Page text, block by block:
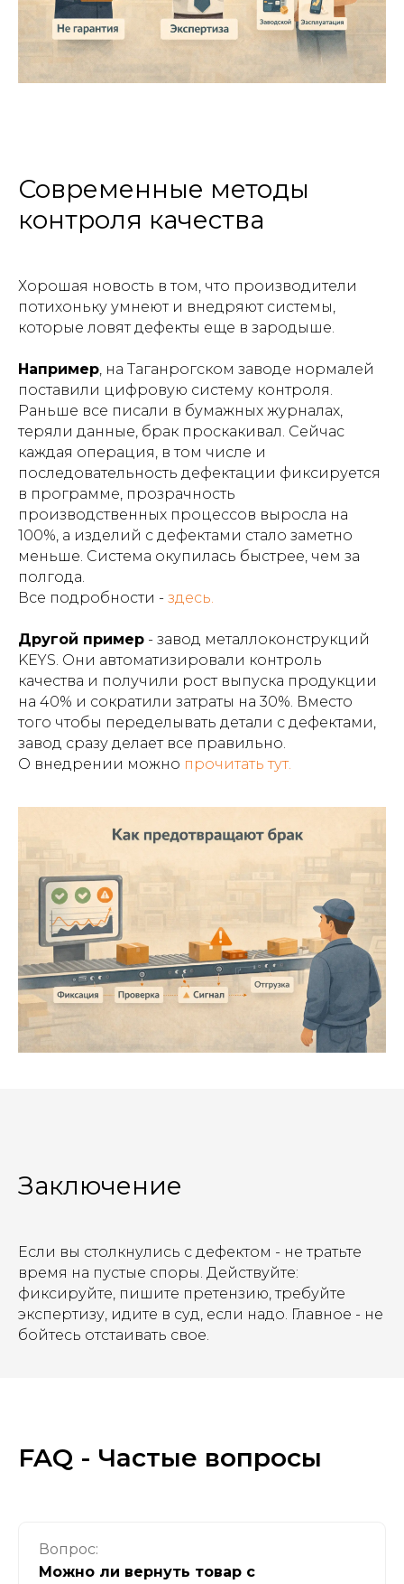
Современные методы
контроля качества
Хорошая новость в том, что производители
потихоньку умнеют и внедряют системы,
которые ловят дефекты еще в зародыше.
Например, на Таганрогском заводе нормалей
поставили цифровую систему контроля.
Раньше все писали в бумажных журналах,
теряли данные, брак проскакивал. Сейчас
каждая операция, в том числе и
последовательность дефектации фиксируется
в программе, прозрачность
производственных процессов выросла на
100%, а изделий с дефектами стало заметно
меньше. Система окупилась быстрее, чем за
полгода.
Все подробности - здесь.
Другой пример - завод металлоконструкций
KEYS. Они автоматизировали контроль
качества и получили рост выпуска продукции
на 40% и сократили затраты на 30%. Вместо
того чтобы переделывать детали с дефектами,
завод сразу делает все правильно.
О внедрении можно прочитать тут.
Заключение
Если вы столкнулись с дефектом - не тратьте
время на пустые споры. Действуйте:
фиксируйте, пишите претензию, требуйте
экспертизу, идите в суд, если надо. Главное - не
бойтесь отстаивать свое.
FAQ - Частые вопросы
Вопрос:
Можно ли вернуть товар с
Связаться
с нами
Продукты
X24:ERP
Производство
Услуги
erp@x24.cloud